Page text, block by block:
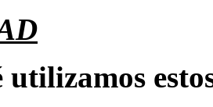
utilizamos